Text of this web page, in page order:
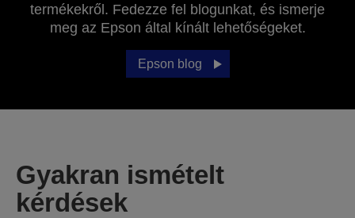
termékekről. Fedezze fel blogunkat, és ismerje
meg az Epson által kínált lehetőségeket.
Epson blog
Gyakran ismételt
kérdések